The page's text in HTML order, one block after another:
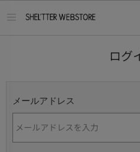
ログ
メールアドレス